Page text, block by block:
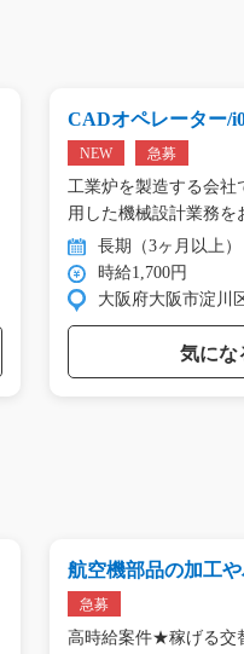
CADオペレーター/
NEW 急募
工業炉を製造する会社
用した機械設計業務を
…
長期（3ヶ月以上）
時給1,700円
大阪府大阪市淀川
気にな
航空機部品の加工
00458
急募
高時給案件★稼げる交